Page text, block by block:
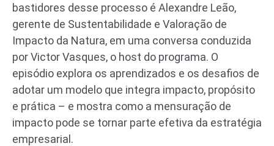
bastidores desse processo é Alexandre Leão,
gerente de Sustentabilidade e Valoração de
Impacto da Natura, em uma conversa conduzida
por Victor Vasques, o host do programa. O
episódio explora os aprendizados e os desafios de
adotar um modelo que integra impacto, propósito
e prática – e mostra como a mensuração de
impacto pode se tornar parte efetiva da estratégia
empresarial.